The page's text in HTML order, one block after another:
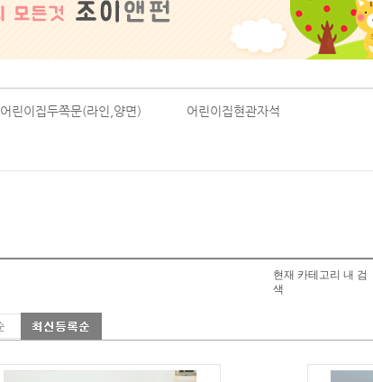
어린이집두쪽문(라인,양면) 어린이집현관자석
현재 카테고리 내 검
색